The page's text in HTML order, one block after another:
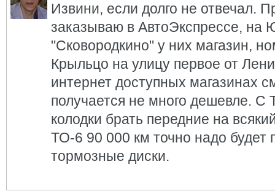
Извини, если долго не отвечал.
заказываю в АвтоЭкспрессе, на
"Сковородкино" у них магазин,
Крыльцо на улицу первое от
интернет доступных магазинах
получается не много дешевле. С
колодки брать передние на
ТО-6 90 000 км точно надо будет
тормозные диски.